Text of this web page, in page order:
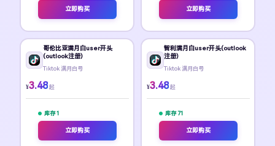
立即购买 立即购买
哥伦比亚满月白user开头
(outlook注册)
Tiktok 满月白号
¥3.48 起
库存 1
立即购买
智利满月白user开头(outlook
注册)
Tiktok 满月白号
¥3.48 起
库存 71
立即购买